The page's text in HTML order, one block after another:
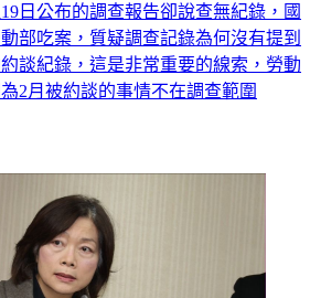
持續延燒，基層同仁指出早在2月就
日公布的調查報告卻說查無紀錄，國
部吃案，質疑調查記錄為何沒有提到
談紀錄，這是非常重要的線索，勞動
2月被約談的事情不在調查範圍